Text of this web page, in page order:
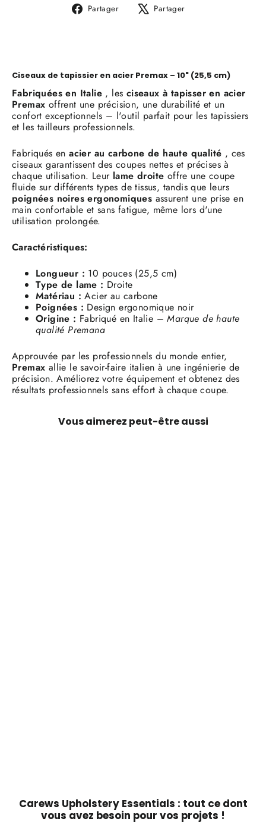
Partager
Partager
sur
Partager
Ciseaux de tapissier en acier Premax – 10" (25,5 cm)
Fabriquées en Italie , les ciseaux à tapisser en acier
Premax offrent une précision, une durabilité et un
confort exceptionnels – l'outil parfait pour les tapissiers
et les tailleurs professionnels.
Fabriqués enacier au carbone de haute qualité , ces
ciseaux garantissent des coupes nettes et précises à
chaque utilisation. Leur lame droite offre une coupe
fluide sur différents types de tissus, tandis que leurs
poignées noires ergonomiques assurent une prise en
main confortable et sans fatigue, même lors d'une
utilisation prolongée.
Caractéristiques:
Longueur : 10 pouces (25,5 cm)
Type de lame : Droite
Matériau : Acier au carbone
Poignées : Design ergonomique noir
Origine : Fabriqué en Italie –Marque de haute
qualité Premana
Approuvée par les professionnels du monde entier,
Premax allie le savoir-faire italien à une ingénierie de
précision. Améliorez votre équipement et obtenez des
résultats professionnels sans effort à chaque coupe.
Vous aimerez peut-être aussi
Carews Upholstery Essentials : tout ce dont
vous avez besoin pour vos projets !